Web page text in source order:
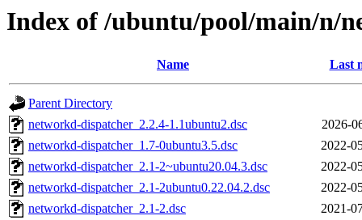
Index of /ubuntu/pool/main/n/
Name Last
Parent Directory
networkd-dispatcher_2.2.4-1.1ubuntu2.dsc
2026-
networkd-dispatcher_1.7-0ubuntu3.5.dsc
2022-
networkd-dispatcher_2.1-2~ubuntu20.04.3.dsc
2022-
networkd-dispatcher_2.1-2ubuntu0.22.04.2.dsc
2022-
networkd-dispatcher_2.1-2.dsc
2021-